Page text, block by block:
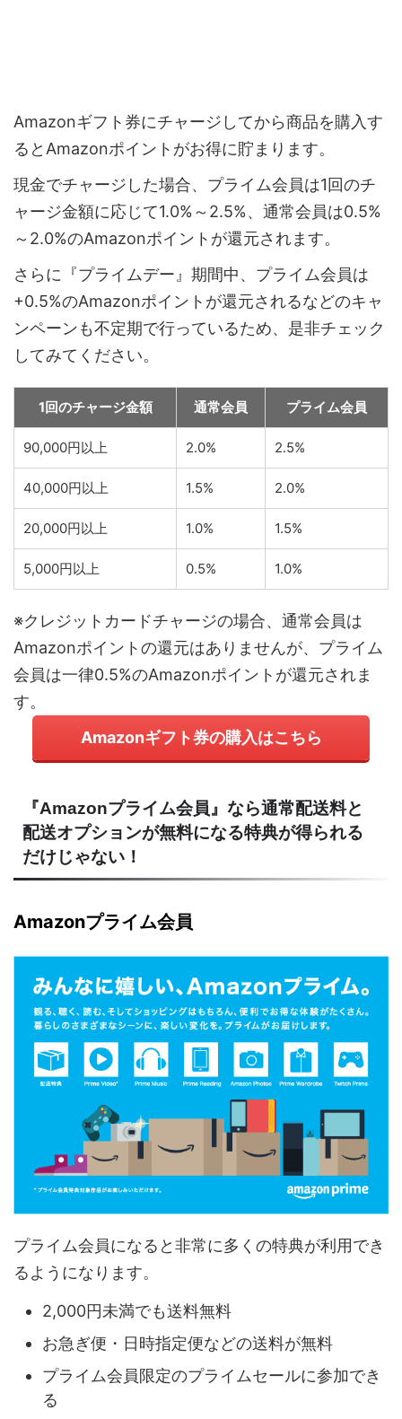
Amazonギフト券にチャージしてから商品を購入す
るとAmazonポイントがお得に貯まります。
現金でチャージした場合、プライム会員は1回のチ
ャージ金額に応じて1.0%～2.5%、通常会員は0.5%
～2.0%のAmazonポイントが還元されます。
さらに『プライムデー』期間中、プライム会員は
+0.5%のAmazonポイントが還元されるなどのキャ
ンペーンも不定期で行っているため、是非チェック
してみてください。
1回のチャージ金額 通常会員 プライム会員
90,000円以上 2.0% 2.5%
40,000円以上 1.5% 2.0%
20,000円以上 1.0% 1.5%
5,000円以上 0.5% 1.0%
※クレジットカードチャージの場合、通常会員は
Amazonポイントの還元はありませんが、プライム
会員は一律0.5%のAmazonポイントが還元されま
す。
Amazonギフト券の購入はこちら
『Amazonプライム会員』なら通常配送料と
配送オプションが無料になる特典が得られる
だけじゃない！
Amazonプライム会員
プライム会員になると非常に多くの特典が利用でき
るようになります。
2,000円未満でも送料無料
お急ぎ便・日時指定便などの送料が無料
プライム会員限定のプライムセールに参加でき
る